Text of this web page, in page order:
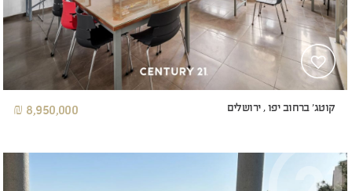
קוטג' ברחוב יפו , ירושלים 8,950,000 ₪